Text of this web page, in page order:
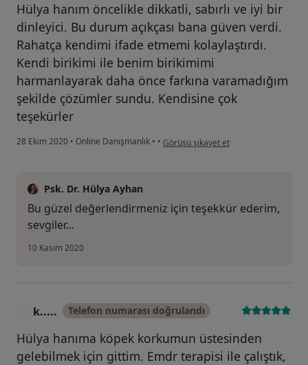
Hülya hanım öncelikle dikkatli, sabırlı ve iyi bir
dinleyici. Bu durum açıkçası bana güven verdi.
Rahatça kendimi ifade etmemi kolaylaştırdı.
Kendi birikimi ile benim birikimimi
harmanlayarak daha önce farkına varamadığım
şekilde çözümler sundu. Kendisine çok
teşekürler
28 Ekim 2020 • Online Danışmanlık • • kullanıcının görüşüne göre mu...
Görüşü şikayet et
Psk. Dr. Hülya Ayhan
Bu güzel değerlendirmeniz için teşekkür ederim,
sevgiler...
10 Kasım 2020
k..... Telefon numarası doğrulandı
Hülya hanıma köpek korkumun üstesinden
gelebilmek için gittim. Emdr terapisi ile çalıştık,